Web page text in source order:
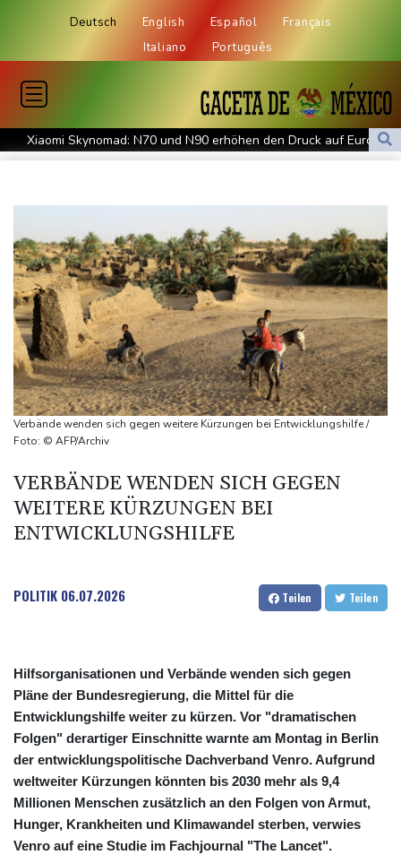
Deutsch English Español
Français
Italiano
Português
Xiaomi Skynomad: N70 und N90 erhöhen den Druck auf Europas
SUV-Markt
Papst Leo XIV. will bei Frankreich-Besuch Missbrauchsopfer
treffen
Nationaler Sicherheitsrat mit Merz tagt zu Drohnenvorfall in
Leipzig
Kabel der Deutschen Bahn beschädigt: Kölner Staatsschutz
ermittelt wegen Sabotage
Frankreichs Außenminister Barrot kündigt Reaktion auf russische
Wahlkampf-Einmischung an
Ein Viertel der Reisenden in Deutschland lässt sich Ziele von der
Norwegens Fußball-Verband fordert Infantinos Rücktritt
Verurteilte Linksextremistin: Bundesgerichtshof bestätigt
Beugehaft für Lina E.
Verbände wenden sich gegen weitere Kürzungen bei Entwicklungshilfe /
Foto: © AFP/Archiv
VERBÄNDE WENDEN SICH GEGEN
WEITERE KÜRZUNGEN BEI
ENTWICKLUNGSHILFE
POLITIK 06.07.2026 Teilen Teilen
Hilfsorganisationen und Verbände wenden sich gegen
Pläne der Bundesregierung, die Mittel für die
Entwicklungshilfe weiter zu kürzen. Vor "dramatischen
Folgen" derartiger Einschnitte warnte am Montag in Berlin
der entwicklungspolitische Dachverband Venro. Aufgrund
weltweiter Kürzungen könnten bis 2030 mehr als 9,4
Millionen Menschen zusätzlich an den Folgen von Armut,
Hunger, Krankheiten und Klimawandel sterben, verwies
Venro auf eine Studie im Fachjournal "The Lancet".